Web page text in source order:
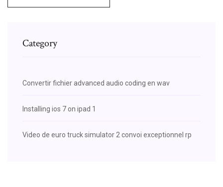
Category
Convertir fichier advanced audio coding en wav
Installing ios 7 on ipad 1
Video de euro truck simulator 2 convoi exceptionnel rp